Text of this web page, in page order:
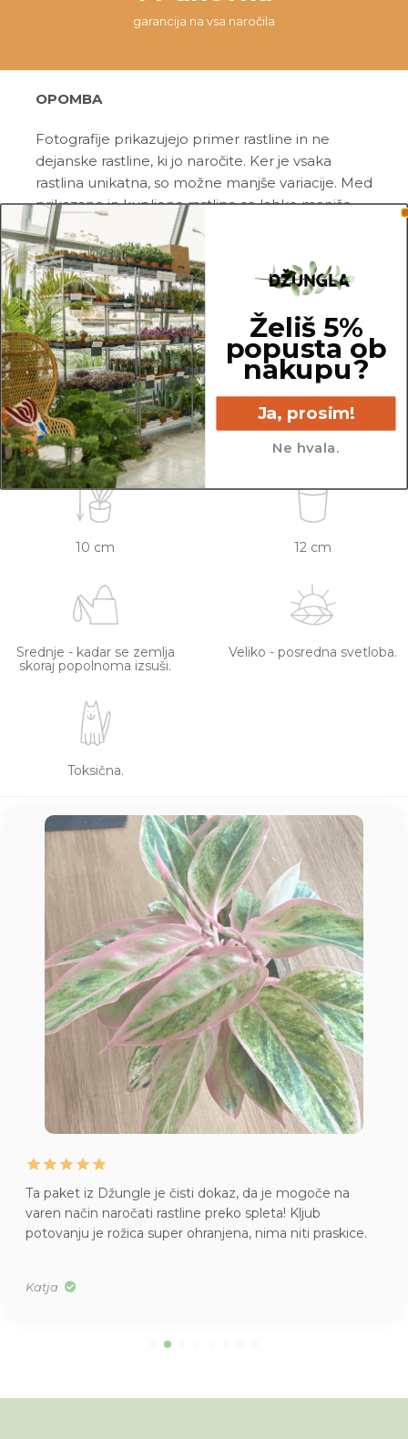
garancija na vsa naročila
OPOMBA
Fotografije prikazujejo primer rastline in ne
dejanske rastline, ki jo naročite. Ker je vsaka
rastlina unikatna, so možne manjše variacije. Med
prikazano in kupljeno rastlino so lahko manjše
razlike v velikosti, variegaciji, številu listov, vej,
cvetov, itd …
Pred pošiljanjem vse rastline skrbno
pregledamo in zagotovimo, da gredo na pot
zdrave in čim bolj podobne izdelku na fotografiji.
Vse rastline so primarno v plastičnih sadilnih
lončkih. Višino sadilnega lonca je možno razbrati
iz slike z metrom. Okrasni lonec ni vključen v
ceno.
10 cm 12 cm
Srednje - kadar se zemlja
skoraj popolnoma izsuši.
Veliko - posredna svetloba.
Toksična.
Ta paket iz Džungle je čisti dokaz, da je mogoče na
varen način naročati rastline preko spleta! Kljub
potovanju je rožica super ohranjena, nima niti praskice.
Katja
Želiš 5%
popusta ob
nakupu?
Ja, prosim!
Ne hvala.